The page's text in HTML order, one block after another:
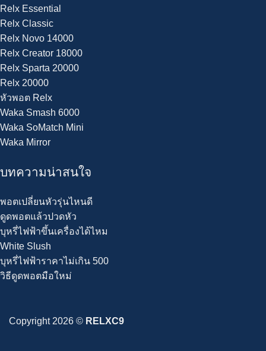
Relx Essential
Relx Classic
Relx Novo 14000
Relx Creator 18000
Relx Sparta 20000
Relx 20000
หัวพอต Relx
Waka Smash 6000
Waka SoMatch Mini
Waka Mirror
บทความน่าสนใจ
พอตเปลี่ยนหัวรุ่นไหนดี
ดูดพอตแล้วปวดหัว
บุหรี่ไฟฟ้าขึ้นเครื่องได้ไหม
White Slush
บุหรี่ไฟฟ้าราคาไม่เกิน 500
วิธีดูดพอตมือใหม่
Copyright 2026 © RELXC9